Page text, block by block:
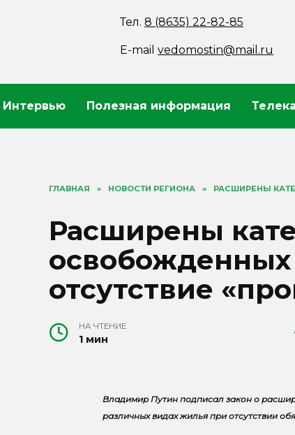
Тел.8 (8635) 22-82-85
E-mailvedomostin@mail.ru
Интервью Полезная информация
ГЛАВНАЯ » НОВОСТИ РЕГИОНА » РАСШИРЕНЫ
Расширены
отсутствие
НА ЧТЕНИЕ
1 мин
Владимир Путин подписал закон о
различных видах жилья при отсутствии